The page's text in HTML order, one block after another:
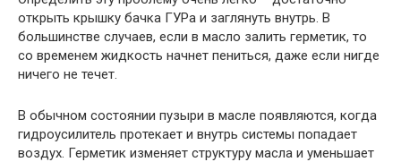
открыть крышку бачка ГУРа и заглянуть внутрь. В
большинстве случаев, если в масло залить герметик, то
со временем жидкость начнет пениться, даже если нигде
ничего не течет.
В обычном состоянии пузыри в масле появляются, когда
гидроусилитель протекает и внутрь системы попадает
воздух. Герметик изменяет структуру масла и уменьшает